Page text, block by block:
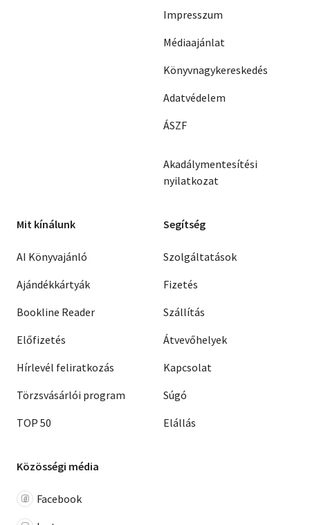
Impresszum
Médiaajánlat
Könyvnagykereskedés
Adatvédelem
ÁSZF
Akadálymentesítési
nyilatkozat
Mit kínálunk
AI Könyvajánló
Ajándékkártyák
Bookline Reader
Előfizetés
Hírlevél feliratkozás
Törzsvásárlói program
TOP 50
Segítség
Szolgáltatások
Fizetés
Szállítás
Átvevőhelyek
Kapcsolat
Súgó
Elállás
Közösségi média
Facebook